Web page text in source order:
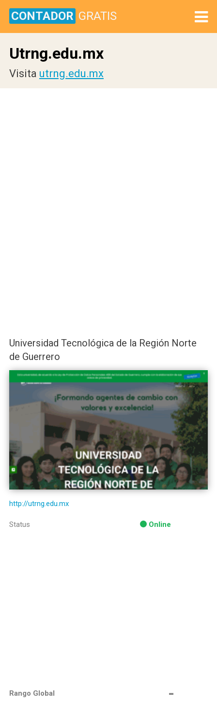
CONTADOR GRATIS
Utrng.edu.mx
Visita utrng.edu.mx
Universidad Tecnológica de la Región Norte
de Guerrero
http://utrng.edu.mx
Status Online
Rango Global -